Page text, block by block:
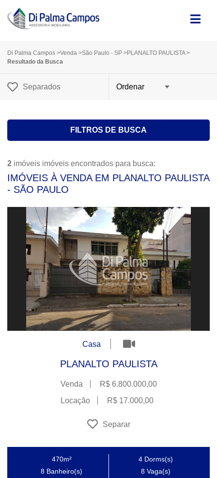
Di Palma Campos >Venda >São Paulo - SP >PLANALTO PAULISTA>
Resultado da Busca
Separados
FILTROS DE BUSCA
2 imóveis imóveis encontrados para busca:
IMÓVEIS À VENDA EM PLANALTO PAULISTA
- SÃO PAULO
Casa
PLANALTO PAULISTA
Venda
R$ 6.800.000,00
Locação
R$ 17.000,00
Separar
470m² 4 Dorms(s)
8 Banheiro(s) 8 Vaga(s)